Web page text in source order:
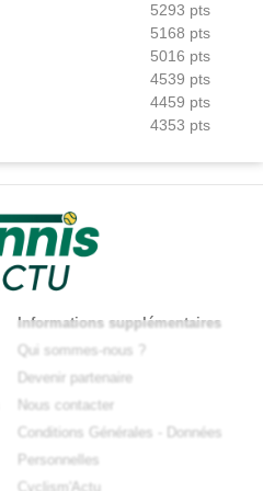
5293 pts
5168 pts
5016 pts
4539 pts
4459 pts
4353 pts
Informations supplémentaires
Qui sommes-nous ?
Devenir partenaire
Nous contacter
Conditions Générales
Données
Personnelles
Cyclism'Actu